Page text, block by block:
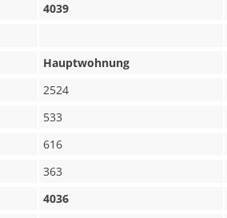
4039
Hauptwohnung
2524
533
616
363
4036